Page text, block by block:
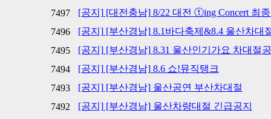
7497
[공지] [대전충남] 8/22 대전 ⓣing Concert 최
7496
[공지] [부산경남] 8.1바다축제&8.4 울산차대
7495
[공지] [부산경남] 8.31 울산인기가요 차대절
7494
[공지] [부산경남] 8.6 쇼!뮤직탱크
7493
[공지] [부산경남] 울산공연 부산차대절
7492
[공지] [부산경남] 울산차량대절 긴급공지